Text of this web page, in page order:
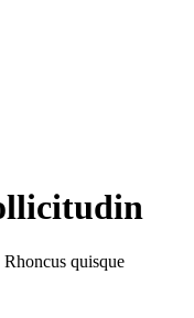
Rhoncus quisque